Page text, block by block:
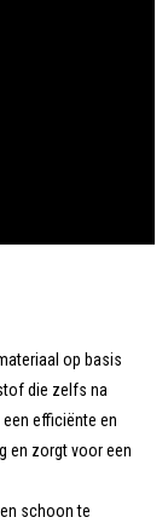
op basis
die zelfs na
efficiënte en
en zorgt voor een
schoon te